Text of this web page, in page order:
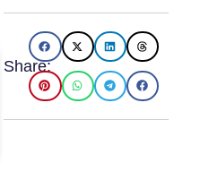
Share: